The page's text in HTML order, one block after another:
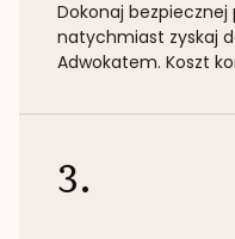
Dokonaj bezpiecznej
natychmiast zyskaj
Adwokatem. Koszt
3.